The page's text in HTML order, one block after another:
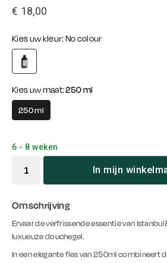
€ 18,00
Kies uw kleur:No colour
Kies uw maat:250 ml
250 ml
6 - 8 weken
In mijn
Omschrijving
Ervaar de verfrissende essentie van
luxueuze douchegel.
In een elegante fles van 250ml combineert